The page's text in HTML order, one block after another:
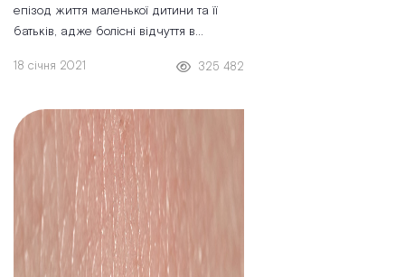
епізод життя маленької дитини та її
батьків, адже болісні відчуття в
харчування. А ще батьки починають
18 січня 2021 325 482